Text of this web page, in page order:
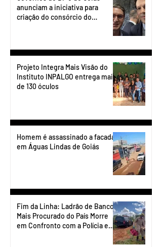
anunciam a iniciativa para
criação do consórcio do
Projeto Integra Mais Visão do
Instituto INPALGO entrega mais
de 130 óculos
Homem é assassinado a facadas
em Águas Lindas de Goiás
Fim da Linha: Ladrão de Banco
Mais Procurado do País Morre
em Confronto com a Polícia em